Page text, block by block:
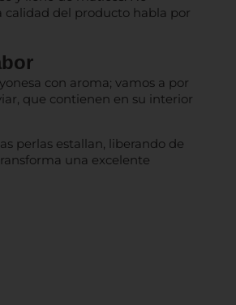
calidad del producto habla por
con aroma; vamos a por
que contienen en su interior
perlas estallan, liberando de
una excelente